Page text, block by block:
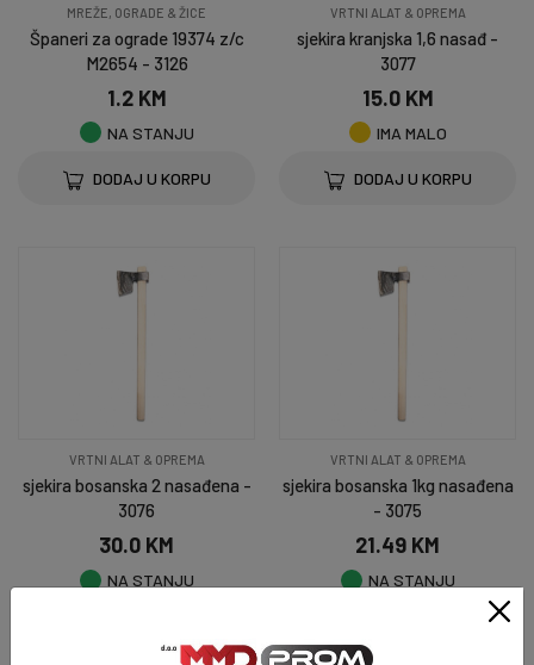
MREŽE, OGRADE & ŽICE
Španeri za ograde 19374 z/c
M2654 - 3126
1.2 KM
NA STANJU
DODAJ U KORPU
VRTNI ALAT & OPREMA
sjekira kranjska 1,6 nasađ -
3077
15.0 KM
IMA MALO
DODAJ U KORPU
VRTNI ALAT & OPREMA
sjekira bosanska 2 nasađena -
3076
30.0 KM
NA STANJU
VRTNI ALAT & OPREMA
sjekira bosanska 1kg nasađena
- 3075
21.49 KM
NA STANJU